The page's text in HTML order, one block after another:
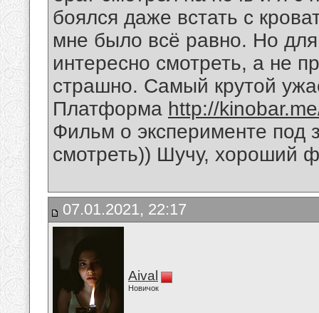
боялся даже встать с
мне было всё равно. Но
интересно смотреть, а не
страшно. Самый крутой
Платформа http://
Фильм о эксперименте
смотреть)) Шучу, хороший
07.01.2021, 22:17
Aival
Новичок